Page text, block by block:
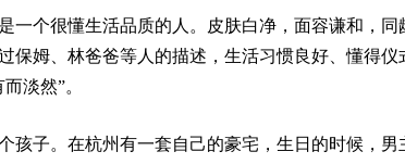
一个很懂生活品质的人。皮肤白净，面容谦和，
保姆、林爸爸等人的描述，生活习惯良好、懂得
淡然”。
孩子。在杭州有一套自己的豪宅，生日的时候，